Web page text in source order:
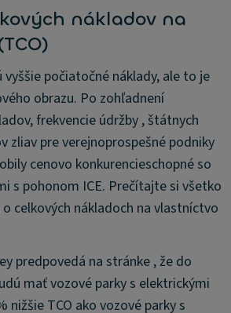
nákladov na
počiatočné náklady, ale to je
obrazu. Po zohľadnení
frekvencie údržby , štátnych
zliav pre verejnoprospešné podniky
cenovo konkurencieschopné so
s pohonom ICE. Prečítajte si všetko
o celkových nákladoch na vlastníctvo
predpovedá na stránke , že do
mať vozové parky s elektrickými
nižšie TCO ako vozové parky s